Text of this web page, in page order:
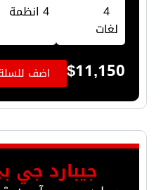
4
لغات
4 انظمة
$11,150 اضف
جيبارد جي بي